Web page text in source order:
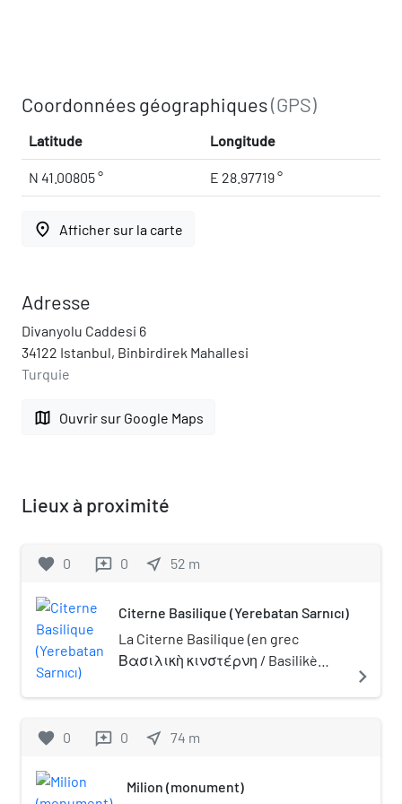
Coordonnées géographiques(GPS)
Latitude Longitude
N 41.00805 ° E 28.97719 °
place Afficher sur la carte
Adresse
Divanyolu Caddesi 6
34122 Istanbul, Binbirdirek Mahallesi
Turquie
map Ouvrir sur Google Maps
Lieux à proximité
favorite 0 reviews 0 near_me 52 m
Citerne Basilique (Yerebatan Sarnıcı)
La Citerne Basilique (en grec
Βασιλικὴ κινστέρνη / Basilikè
nom turc Yerebatan Sarnıcı (« la
une gigantesque citerne
capitale de l'Empire byzantin, dont
navigate_next
favorite 0 reviews 0 near_me 74 m
Milion (monument)